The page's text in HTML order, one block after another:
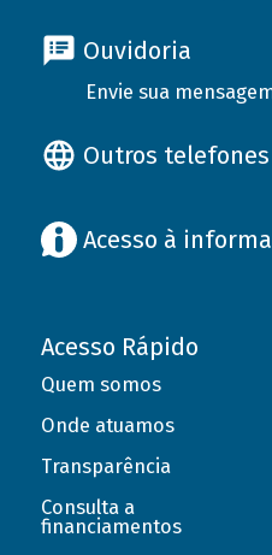
Ouvidoria
Envie sua
Outros
Acesso à
Acesso Rápido
Quem somos
Onde atuamos
Transparência
Consulta a
financiamentos